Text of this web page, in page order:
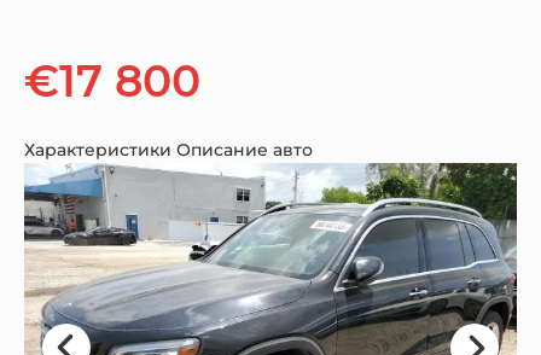
€17 800
Характеристики Описание авто